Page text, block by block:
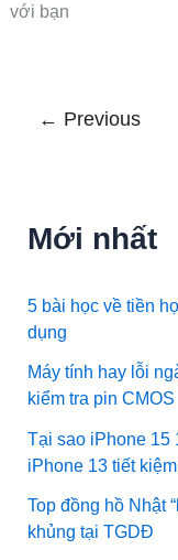
với bạn
← Previous
Mới nhất
5 bài học về tiền
dụng
Máy tính hay lỗi
kiểm tra pin CMOS
Tại sao iPhone 15
iPhone 13 tiết
Top đồng hồ Nhật
khủng tại TGDĐ